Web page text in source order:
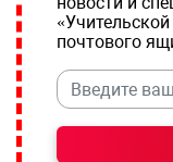
почтового